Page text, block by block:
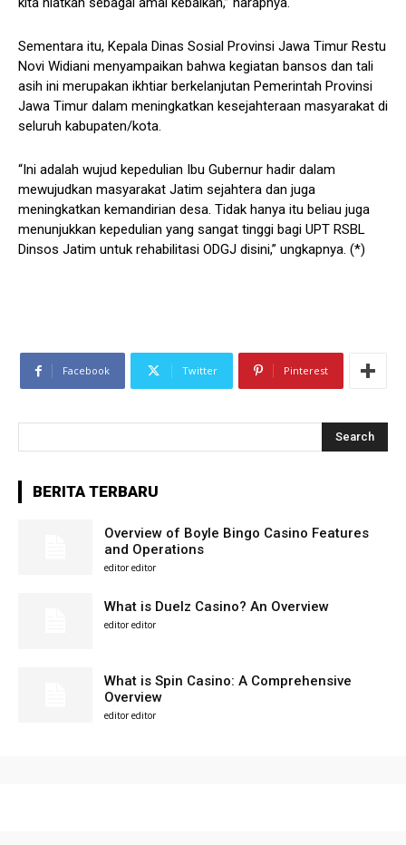
Sementara itu, Kepala Dinas Sosial Provinsi Jawa Timur Restu
Novi Widiani menyampaikan bahwa kegiatan bansos dan tali
asih ini merupakan ikhtiar berkelanjutan Pemerintah Provinsi
Jawa Timur dalam meningkatkan kesejahteraan masyarakat di
seluruh kabupaten/kota.
“Ini adalah wujud kepedulian Ibu Gubernur hadir dalam
mewujudkan masyarakat Jatim sejahtera dan juga
meningkatkan kemandirian desa. Tidak hanya itu beliau juga
menunjukkan kepedulian yang sangat tinggi bagi UPT RSBL
Dinsos Jatim untuk rehabilitasi ODGJ disini,” ungkapnya. (*)
Facebook Twitter Pinterest
Search
BERITA TERBARU
Overview of Boyle Bingo Casino Features
and Operations
editor editor
What is Duelz Casino? An Overview
editor editor
What is Spin Casino: A Comprehensive
Overview
editor editor